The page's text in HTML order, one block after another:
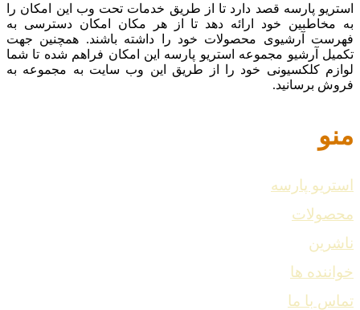
استریو پارسه قصد دارد تا از طریق خدمات تحت وب این امکان را
به مخاطبین خود ارائه دهد تا از هر مکان امکان دسترسی به
فهرست آرشیوی محصولات خود را داشته باشند. همچنین جهت
تکمیل آرشیو مجموعه استریو پارسه این امکان فراهم شده تا شما
لوازم کلکسیونی خود را از طریق این وب سایت به مجموعه به
فروش برسانید.
منو
استریو پارسه
محصولات
ناشرین
خواننده ها
تماس با ما